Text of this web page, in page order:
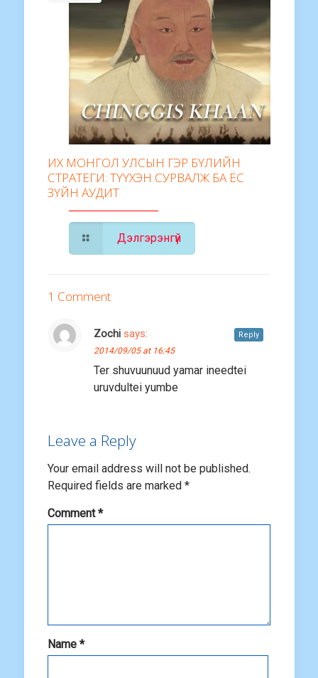
ИХ МОНГОЛ УЛСЫН ГЭР БҮЛИЙН
СТРАТЕГИ: ТҮҮХЭН СУРВАЛЖ БА ЁС
ЗҮЙН АУДИТ
Дэлгэрэнгүй
1 Comment
Zochi says:
2014/09/05 at 16:45
Ter shuvuunuud yamar ineedtei
uruvdultei yumbe
Reply
Leave a Reply
Your email address will not be published.
Required fields are marked *
Comment*
Name *